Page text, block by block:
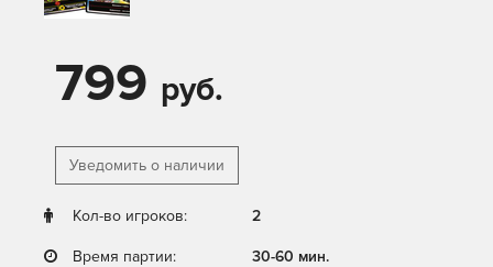
799 руб.
Уведомить о наличии
Кол-во игроков: 2
Время партии: 30-60 мин.